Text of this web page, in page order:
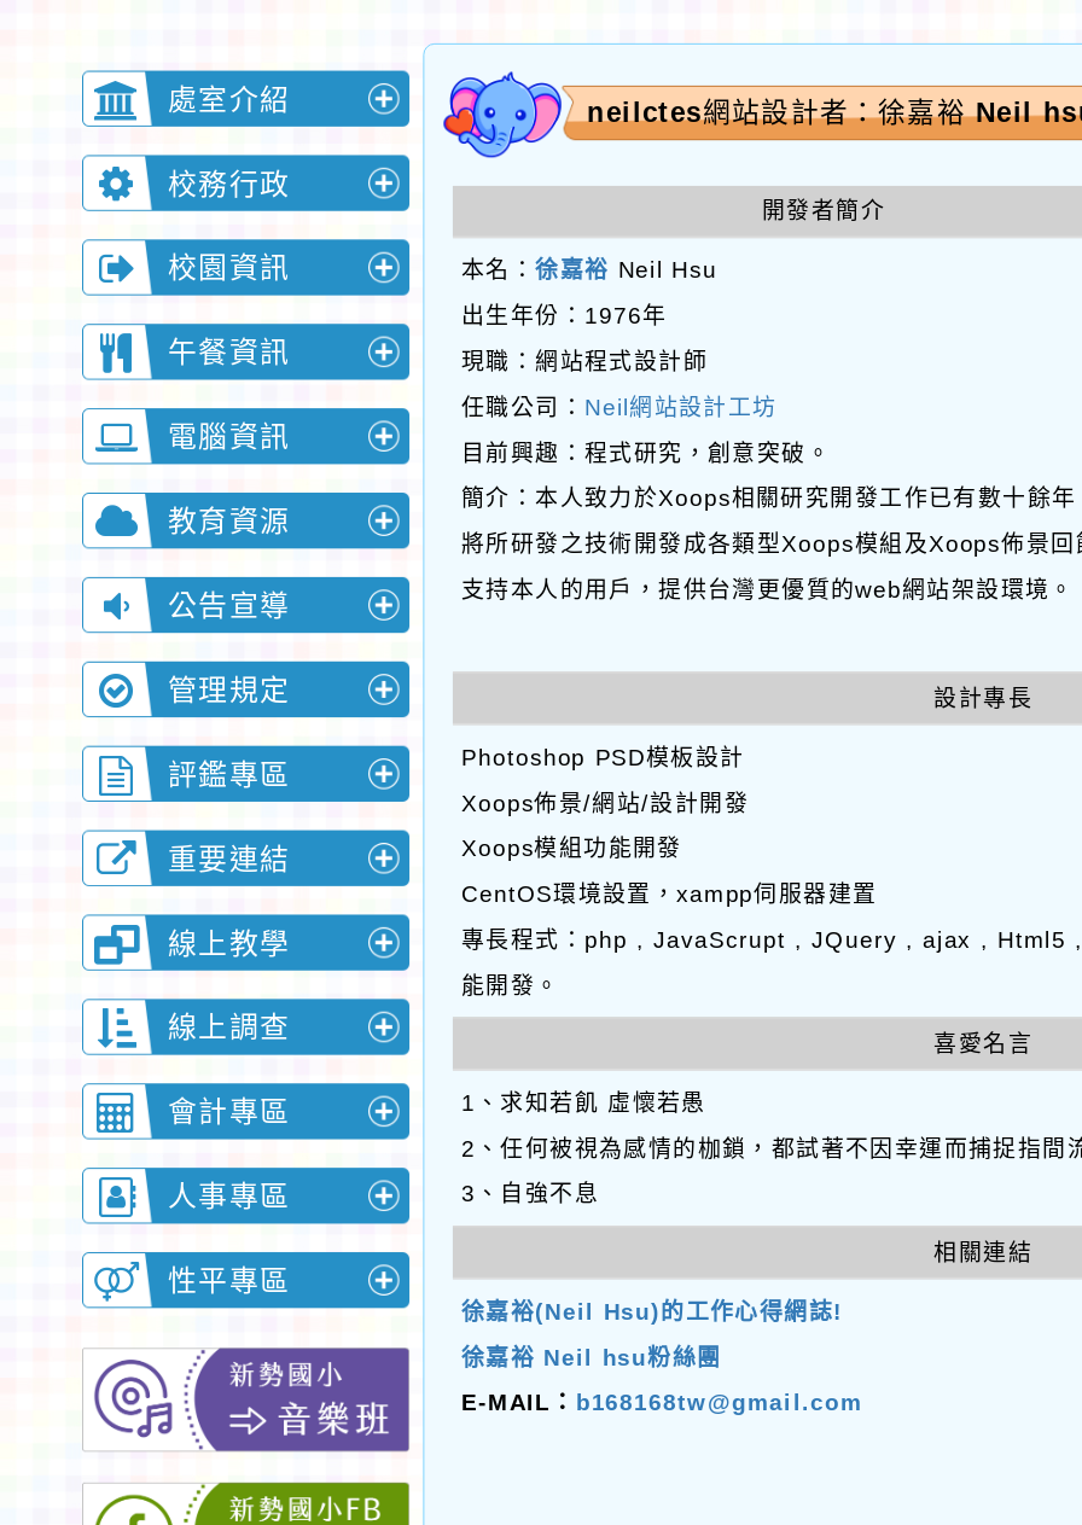
處室介紹
展
開
單
校務行政
展
開
單
校園資訊
展
開
單
午餐資訊
展
開
單
電腦資訊
展
開
單
教育資源
展
開
單
公告宣導
展
開
單
管理規定
展
開
單
評鑑專區
展
開
單
重要連結
展
開
單
線上教學
展
開
單
線上調查
展
開
單
會計專區
展
開
單
人事專區
展
開
性平專區
展
選
單
neilctes網站設計者：徐嘉裕 Neil
開發者簡介
本名：徐嘉裕 Neil Hsu
出生年份：1976年
現職：網站程式設計師
任職公司： Neil網站設計工坊
目前興趣：程式研究，創意突破。
簡介：本人致力於Xoops相關研究開發工作已有數十餘
將所研發之技術開發成各類型Xoops模組及Xoops佈景回
支持本人的用戶，提供台灣更優質的web網站架設環境。
設計專長
Photoshop PSD模板設計
Xoops佈景/網站/設計開發
Xoops模組功能開發
CentOS環境設置，xampp伺服器建置
專長程式：php , JavaScrupt , JQuery , ajax , Html5
能開發。
喜愛名言
1、求知若飢 虛懷若愚
2、任何被視為感情的枷鎖，都試著不因幸運而捕捉指間
3、自強不息
相關連結
徐嘉裕(Neil Hsu)的工作心得網誌!
徐嘉裕 Neil hsu粉絲團
E-MAIL：
b168168tw@gmail.com